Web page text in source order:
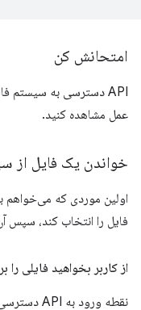
امتحانش کن
API دسترسی به سیستم فایل را در نسخه آزمایشی
عمل مشاهده کنید.
خواندن یک فایل از
اولین موردی که می‌خواهم
فایل را انتخاب کند، سپس
از کاربر بخواهید فایلی را
نقطه ورود به API دسترسی به سیستم فایل،